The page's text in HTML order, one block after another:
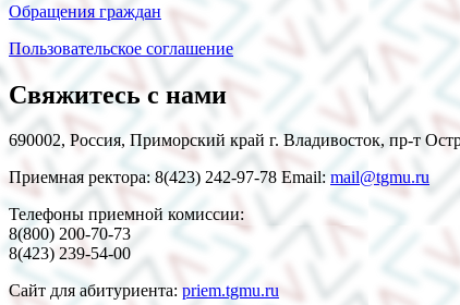
Обращения граждан
Пользовательское соглашение
Свяжитесь с нами
690002, Россия, Приморский край г. Владивосток, пр-т
Приемная ректора: 8(423) 242-97-78 Email: mail@tgmu.ru
Телефоны приемной комиссии:
8(800) 200-70-73
8(423) 239-54-00
Сайт для абитуриента: priem.tgmu.ru